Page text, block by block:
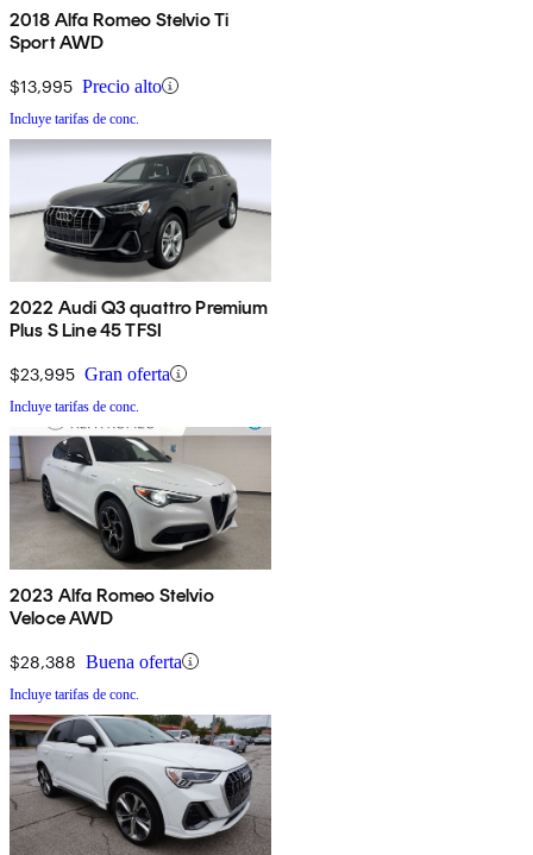
2018 Alfa Romeo Stelvio Ti
Sport AWD
$13,995 Precio alto
Incluye tarifas de conc.
2022 Audi Q3 quattro Premium
Plus S Line 45 TFSI
$23,995 Gran oferta
Incluye tarifas de conc.
2023 Alfa Romeo Stelvio
Veloce AWD
$28,388 Buena oferta
Incluye tarifas de conc.